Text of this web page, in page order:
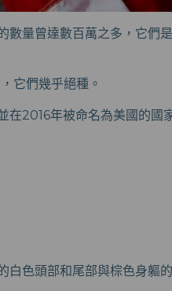
數量曾達數百萬之多，它們
它們幾乎絕種。
在2016年被命名為美國的國
白色頭部和尾部與棕色身軀